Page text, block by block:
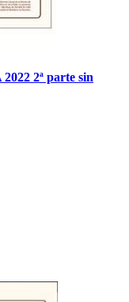
2ª parte sin